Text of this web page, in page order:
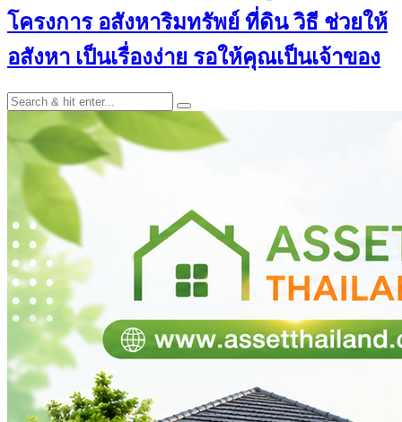
โครงการ อสังหาริมทรัพย์ ที่ดิน วิธี ช่วยให้
อสังหา เป็นเรื่องง่าย รอให้คุณเป็นเจ้าของ